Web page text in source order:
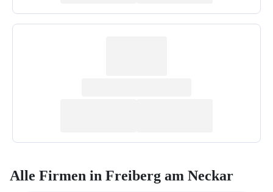
Alle Firmen in Freiberg am Neckar